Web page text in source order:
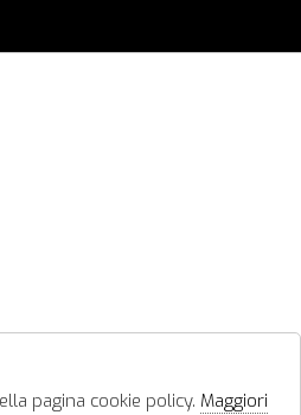
pagina cookie policy. Maggiori